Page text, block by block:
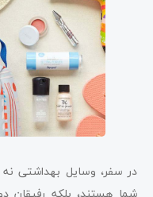
در سفر، وسایل بهداشتی